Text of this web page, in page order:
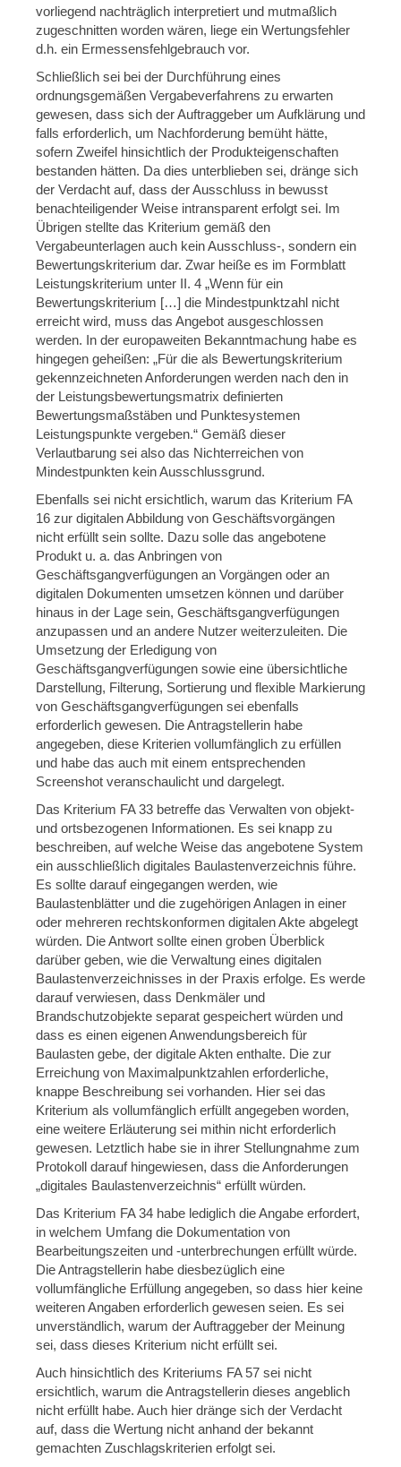
vorliegend nachträglich interpretiert und mutmaßlich
zugeschnitten worden wären, liege ein Wertungsfehler
d.h. ein Ermessensfehlgebrauch vor.
Schließlich sei bei der Durchführung eines
ordnungsgemäßen Vergabeverfahrens zu erwarten
gewesen, dass sich der Auftraggeber um Aufklärung und
falls erforderlich, um Nachforderung bemüht hätte,
sofern Zweifel hinsichtlich der Produkteigenschaften
bestanden hätten. Da dies unterblieben sei, dränge sich
der Verdacht auf, dass der Ausschluss in bewusst
benachteiligender Weise intransparent erfolgt sei. Im
Übrigen stellte das Kriterium gemäß den
Vergabeunterlagen auch kein Ausschluss-, sondern ein
Bewertungskriterium dar. Zwar heiße es im Formblatt
Leistungskriterium unter II. 4 „Wenn für ein
Bewertungskriterium […] die Mindestpunktzahl nicht
erreicht wird, muss das Angebot ausgeschlossen
werden. In der europaweiten Bekanntmachung habe es
hingegen geheißen: „Für die als Bewertungskriterium
gekennzeichneten Anforderungen werden nach den in
der Leistungsbewertungsmatrix definierten
Bewertungsmaßstäben und Punktesystemen
Leistungspunkte vergeben.“ Gemäß dieser
Verlautbarung sei also das Nichterreichen von
Mindestpunkten kein Ausschlussgrund.
Ebenfalls sei nicht ersichtlich, warum das Kriterium FA
16 zur digitalen Abbildung von Geschäftsvorgängen
nicht erfüllt sein sollte. Dazu solle das angebotene
Produkt u. a. das Anbringen von
Geschäftsgangverfügungen an Vorgängen oder an
digitalen Dokumenten umsetzen können und darüber
hinaus in der Lage sein, Geschäftsgangverfügungen
anzupassen und an andere Nutzer weiterzuleiten. Die
Umsetzung der Erledigung von
Geschäftsgangverfügungen sowie eine übersichtliche
Darstellung, Filterung, Sortierung und flexible Markierung
von Geschäftsgangverfügungen sei ebenfalls
erforderlich gewesen. Die Antragstellerin habe
angegeben, diese Kriterien vollumfänglich zu erfüllen
und habe das auch mit einem entsprechenden
Screenshot veranschaulicht und dargelegt.
Das Kriterium FA 33 betreffe das Verwalten von objekt-
und ortsbezogenen Informationen. Es sei knapp zu
beschreiben, auf welche Weise das angebotene System
ein ausschließlich digitales Baulastenverzeichnis führe.
Es sollte darauf eingegangen werden, wie
Baulastenblätter und die zugehörigen Anlagen in einer
oder mehreren rechtskonformen digitalen Akte abgelegt
würden. Die Antwort sollte einen groben Überblick
darüber geben, wie die Verwaltung eines digitalen
Baulastenverzeichnisses in der Praxis erfolge. Es werde
darauf verwiesen, dass Denkmäler und
Brandschutzobjekte separat gespeichert würden und
dass es einen eigenen Anwendungsbereich für
Baulasten gebe, der digitale Akten enthalte. Die zur
Erreichung von Maximalpunktzahlen erforderliche,
knappe Beschreibung sei vorhanden. Hier sei das
Kriterium als vollumfänglich erfüllt angegeben worden,
eine weitere Erläuterung sei mithin nicht erforderlich
gewesen. Letztlich habe sie in ihrer Stellungnahme zum
Protokoll darauf hingewiesen, dass die Anforderungen
„digitales Baulastenverzeichnis“ erfüllt würden.
Das Kriterium FA 34 habe lediglich die Angabe erfordert,
in welchem Umfang die Dokumentation von
Bearbeitungszeiten und -unterbrechungen erfüllt würde.
Die Antragstellerin habe diesbezüglich eine
vollumfängliche Erfüllung angegeben, so dass hier keine
weiteren Angaben erforderlich gewesen seien. Es sei
unverständlich, warum der Auftraggeber der Meinung
sei, dass dieses Kriterium nicht erfüllt sei.
Auch hinsichtlich des Kriteriums FA 57 sei nicht
ersichtlich, warum die Antragstellerin dieses angeblich
nicht erfüllt habe. Auch hier dränge sich der Verdacht
auf, dass die Wertung nicht anhand der bekannt
gemachten Zuschlagskriterien erfolgt sei.